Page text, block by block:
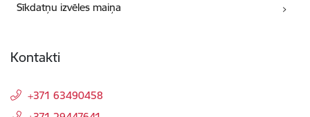
Sīkdatņu izvēles maiņa
Kontakti
+371 63490458